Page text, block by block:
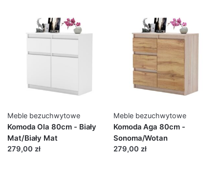
Meble bezuchwytowe
Komoda Ola 80cm - Biały
Mat/Biały Mat
279,00 zł
Meble bezuchwytowe
Komoda Aga 80cm -
Sonoma/Wotan
279,00 zł